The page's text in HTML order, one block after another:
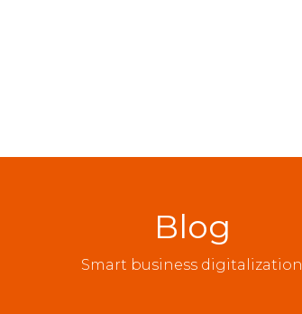
Blog
Smart business digitalization